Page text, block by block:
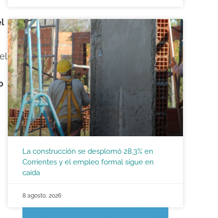
La construcción se desplomó 28,3% en
Corrientes y el empleo formal sigue en
caída
8 agosto, 2026